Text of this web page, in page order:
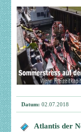
Datum: 02.07.2018
Atlantis der